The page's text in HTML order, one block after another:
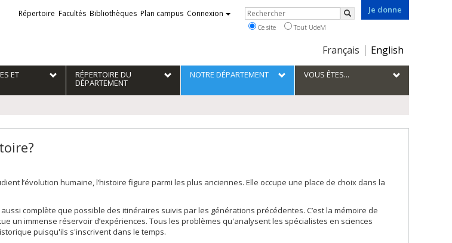
Je donne
Choix
la
langue
Français English
Liens
externes
Répertoire Facultés Bibliothèques Plan campus Connexion Rechercher
Rechercher
Ce site Tout UdeM
ET RÉPERTOIRE DU
DÉPARTEMENT
NOTRE DÉPARTEMENT VOUS ÊTES...
l’évolution humaine, l’histoire figure parmi les plus anciennes. Elle occupe une place de choix dans la
aussi complète que possible des itinéraires suivis par les générations précédentes. C’est la mémoire de
un immense réservoir d’expériences. Tous les problèmes qu'analysent les spécialistes en sciences
puisqu'ils s'inscrivent dans le temps.